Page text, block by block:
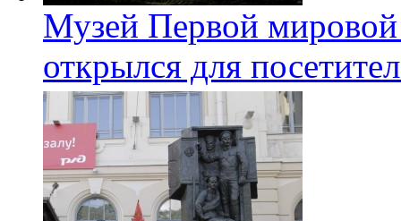
Музей Первой
открылся для